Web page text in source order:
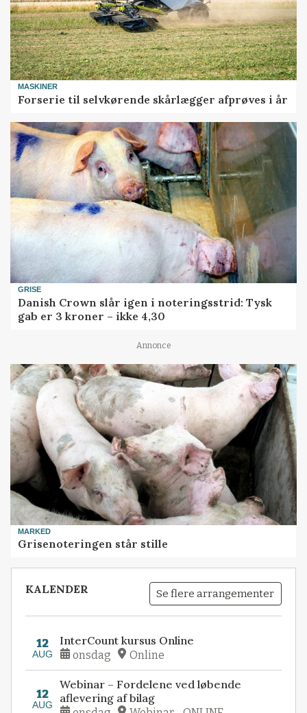
MASKINER
Forserie til selvkørende skårlægger afprøves i år
GRISE
Danish Crown slår igen i noteringsstrid: Tysk
gab er 3 kroner – ikke 4,30
Annonce
MARKED
Grisenoteringen står stille
KALENDER Se flere arrangementer
12
AUG
InterCount kursus Online
onsdag Online
12
AUG
Webinar – Fordelene ved løbende
aflevering af bilag